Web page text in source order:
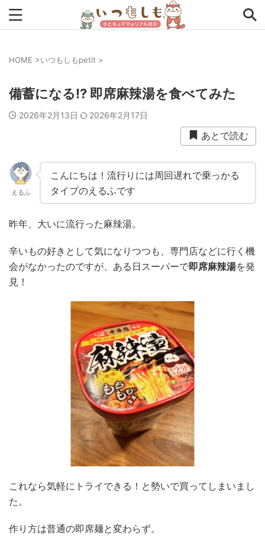
0次の備え 1次の備え 2次の備え まとめ
アプリ インタビュー コラム
ローリングストック 主食 事前対策 住まい
停電 備蓄 収納 台風
夏 外出中 外出先
暮らし方 検証 特別企画 生理 発災直後
衛生用品 被災中 豪雨 赤ちゃん 避難前
防災学習 非常持出袋
HOME >いつもしもpetit >
備蓄になる!? 即席麻辣湯を食べてみた
2026年2月13日 2026年2月17日
あとで読む
えるふ
こんにちは！流行りには周回遅れで乗っかる
タイプのえるふです
昨年、大いに流行った麻辣湯。
辛いもの好きとして気になりつつも、専門店などに行く機
会がなかったのですが、ある日スーパーで即席麻辣湯を発
見！
これなら気軽にトライできる！と勢いで買ってしまいまし
た。
作り方は普通の即席麺と変わらず。